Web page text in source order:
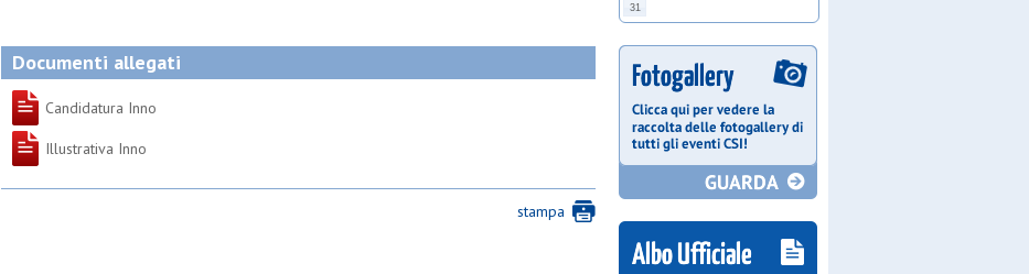
Documenti allegati
Candidatura Inno
Illustrativa Inno
stampa
31